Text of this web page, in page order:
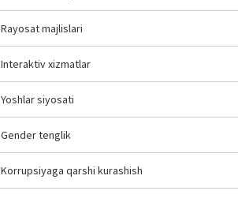
Rayosat majlislari
Interaktiv xizmatlar
Yoshlar siyosati
Gender tenglik
Korrupsiyaga qarshi kurashish